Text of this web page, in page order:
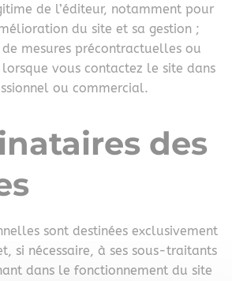
de l’éditeur, notamment pour
du site et sa gestion ;
de mesures précontractuelles ou
vous contactez le site dans
ou commercial.
des
sont destinées exclusivement
si nécessaire, à ses sous-traitants
dans le fonctionnement du site